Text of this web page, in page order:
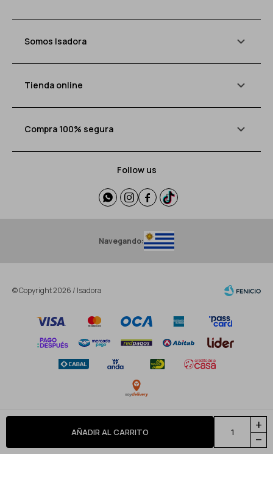
AÑADIR AL CARRITO
add
remove
Tienda online
Somos Isadora
Compra 100% segura
Follow us


 
Navegando:
© Copyright 2026 / Isadora